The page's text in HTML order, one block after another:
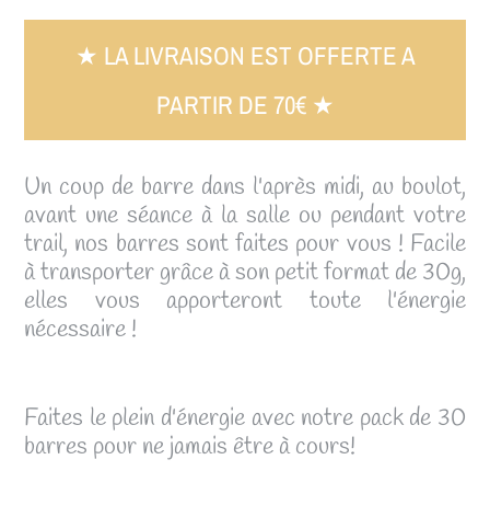
★ LA LIVRAISON EST OFFERTE A
PARTIR DE 70€ ★
Un coup de barre dans l'après midi, au boulot,
avant une séance à la salle ou pendant votre
trail, nos barres sont faites pour vous ! Facile
à transporter grâce à son petit format de 30g,
elles vous apporteront toute l'énergie
nécessaire !
Faites le plein d'énergie avec notre pack de 30
barres pour ne jamais être à cours!